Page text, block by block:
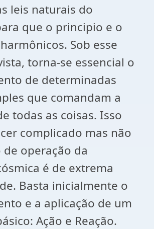
leis naturais do
que o principio e o
Sob esse
torna-se essencial o
de determinadas
que comandam a
todas as coisas. Isso
complicado mas não
de operação da
é de extrema
Basta inicialmente o
e a aplicação de um
Ação e Reação.